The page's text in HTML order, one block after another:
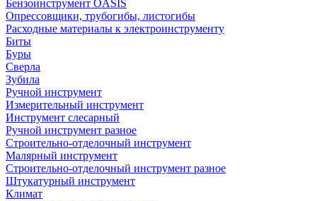
Бензоинструмент OASIS
Опрессовщики, трубогибы, листогибы
Расходные материалы к электроинструменту
Биты
Буры
Сверла
Зубила
Ручной инструмент
Измерительный инструмент
Инструмент слесарный
Ручной инструмент разное
Строительно-отделочный инструмент
Малярный инструмент
Строительно-отделочный инструмент разное
Штукатурный инструмент
Климат